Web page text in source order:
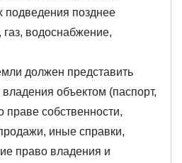
подведения позднее
газ, водоснабжение,
должен представить
владения объектом (паспорт,
праве собственности,
иные справки,
право владения и